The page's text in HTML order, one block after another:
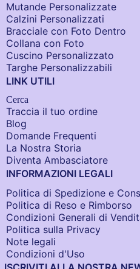
Mutande Personalizzate
Calzini Personalizzati
Bracciale con Foto Dentro​
Collana con Foto
Cuscino Personalizzato
Targhe Personalizzabili
LINK UTILI
Cerca
Traccia il tuo ordine
Blog
Domande Frequenti
La Nostra Storia
Diventa Ambasciatore
INFORMAZIONI LEGALI
Politica di Spedizione e
Politica di Reso e Rimborso
Condizioni Generali di
Politica sulla Privacy
Note legali
Condizioni d'Uso